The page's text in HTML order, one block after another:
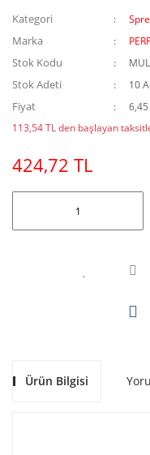
Kategori
Marka
Stok Kodu
Stok Adeti 10
Fiyat
6,45
113,54 TL den başlayan
424,72 TL
Ürün Bilgisi